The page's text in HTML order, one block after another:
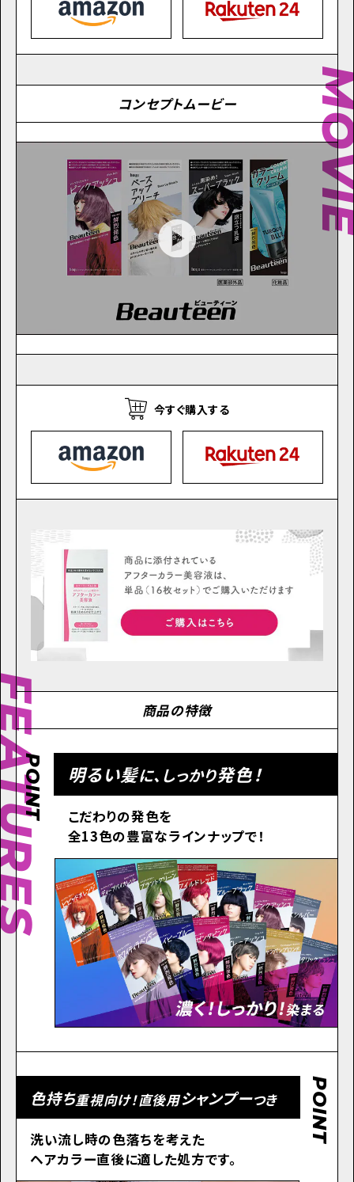
コンセプトムービー
今すぐ購入する
商品の特徴
POINT 明るい髪に、しっかり発色！
こだわりの発色を
全13色の豊富なラインナップで！
POINT
色持ち重視向け！直後用シャンプーつき
洗い流し時の色落ちを考えた
ヘアカラー直後に適した処方です。